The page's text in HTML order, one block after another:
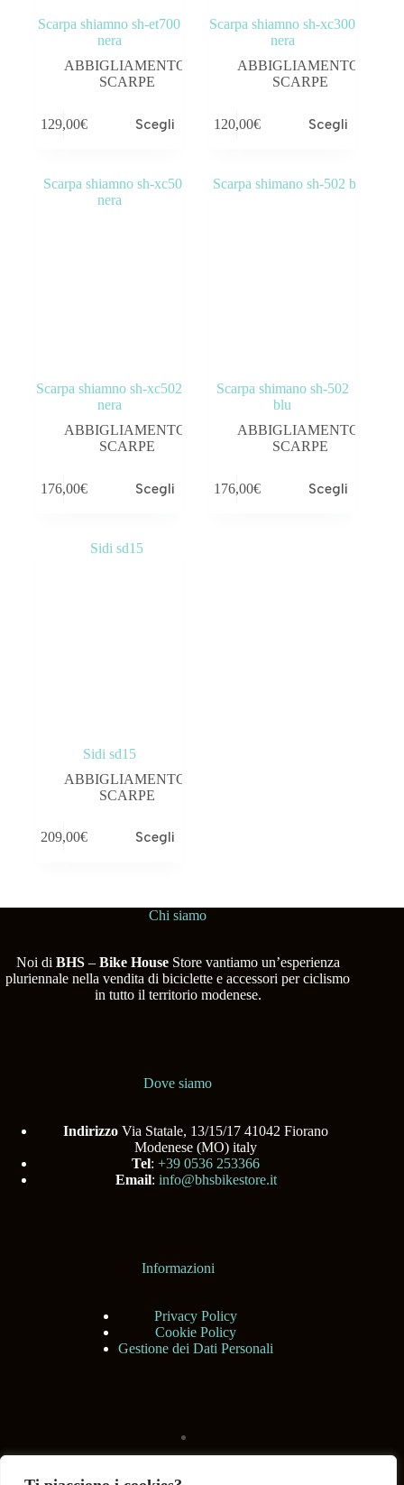
Scarpa shiamno sh-et700
nera
ABBIGLIAMENTO
SCARPE
129,00€ Scegli
Scarpa shiamno sh-xc300
nera
ABBIGLIAMENTO
SCARPE
120,00€ Scegli
Scarpa shiamno sh-xc502
nera
ABBIGLIAMENTO
SCARPE
176,00€ Scegli
Scarpa shimano sh-502
blu
ABBIGLIAMENTO
SCARPE
176,00€ Scegli
Sidi sd15
ABBIGLIAMENTO
SCARPE
209,00€ Scegli
Chi siamo
Noi di BHS– Bike HouseStore vantiamo un’esperienza
pluriennale nella vendita di biciclette e accessori per ciclismo
in tutto il territorio modenese.
Dove siamo
Indirizzo Via Statale, 13/15/17 41042 Fiorano
Modenese (MO) italy
Tel:+39 0536 253366
Email: info@bhsbikestore.it
Informazioni
Privacy Policy
Cookie Policy
Gestione dei Dati Personali